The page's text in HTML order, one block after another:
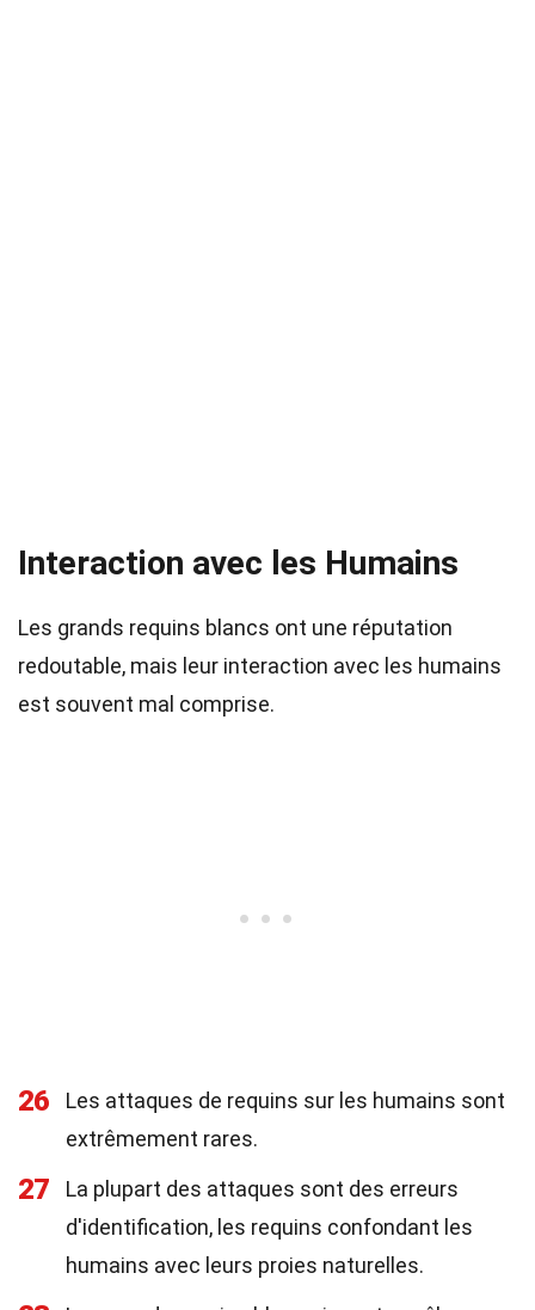
Interaction avec les Humains
Les grands requins blancs ont une réputation
redoutable, mais leur interaction avec les humains
est souvent mal comprise.
26
Les attaques de requins sur les humains sont
extrêmement rares.
27
La plupart des attaques sont des erreurs
d'identification, les requins confondant les
humains avec leurs proies naturelles.